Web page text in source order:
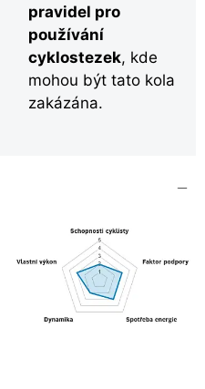
pravidel pro
používání
cyklostezek, kde
mohou být tato kola
zakázána.